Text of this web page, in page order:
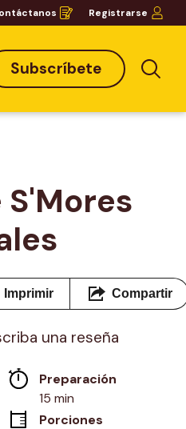
Registrarse
Subscríbete
Imprimir Compartir
una reseña
Preparación
15 min
Porciones